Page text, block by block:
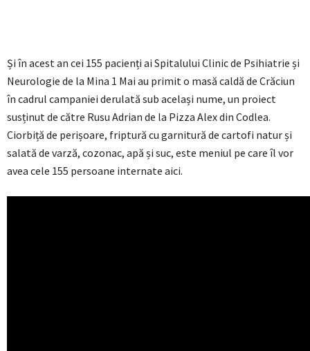
Și în acest an cei 155 pacienți ai Spitalului Clinic de Psihiatrie și
Neurologie de la Mina 1 Mai au primit o masă caldă de Crăciun
în cadrul campaniei derulată sub același nume, un proiect
susținut de către Rusu Adrian de la Pizza Alex din Codlea.
Ciorbiță de perișoare, friptură cu garnitură de cartofi natur și
salată de varză, cozonac, apă și suc, este meniul pe care îl vor
avea cele 155 persoane internate aici.